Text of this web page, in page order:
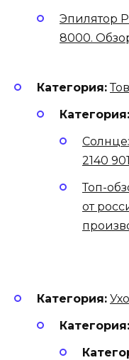
Эпилятор
8000.
Категория:
Категория:
2140
Топ-
от
Категория:
Категория: